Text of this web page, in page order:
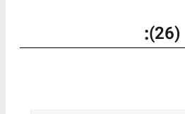
(26)
: